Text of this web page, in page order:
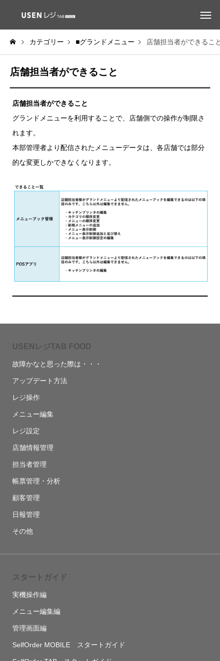
カテゴリー ■グランドメニュー 店舗担当者ができるこ
店舗担当者ができること
店舗担当者ができること
グランドメニューを利用することで、店舗側での操作が制限さ
れます。
本部管理者より配信されたメニューデータは、各店舗では部分
的な変更しかできなくなります。
USENレジTAB FOOD
故障かなと思った際は・・・
アップデート方法
レジ操作
メニュー編集
レジ設定
店舗情報管理
担当者管理
帳票管理・分析
顧客管理
日報管理
その他
スタートガイド
実機操作編
メニュー編集編
管理画面編
SelfOrder MOBILE スタートガイド